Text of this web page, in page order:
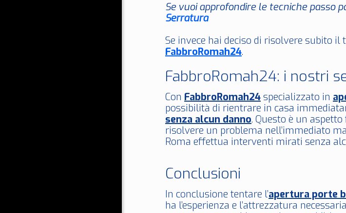
Se vuoi approfondire le tecniche passo
Serratura
Se invece hai deciso di risolvere subito
FabbroRomah24.
FabbroRomah24: i nostri
Con FabbroRomah24specializzato in
possibilità di rientrare in casa
senza alcun danno. Questo è un
risolvere un problema nell’immediato
Roma effettua interventi mirati senza
Conclusioni
In conclusione tentare l’apertura porte
ha l’esperienza e l’attrezzatura